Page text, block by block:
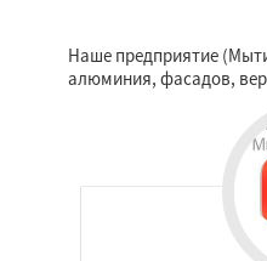
Наше предприятие
алюминия, фасадов,